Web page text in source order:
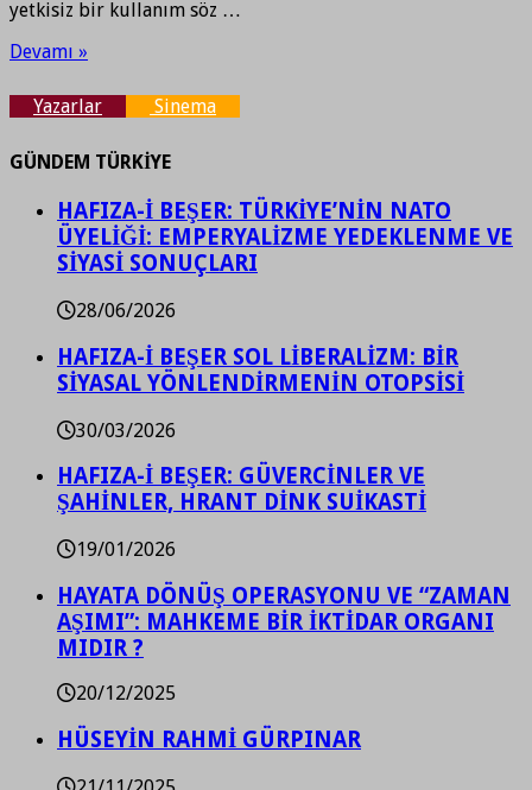
yetkisiz bir kullanım söz …
Devamı »
Yazarlar Sinema
GÜNDEM TÜRKİYE
HAFIZA-İ BEŞER: TÜRKİYE’NİN NATO
ÜYELİĞİ: EMPERYALİZME YEDEKLENME VE
SİYASİ SONUÇLARI
28/06/2026
HAFIZA-İ BEŞER SOL LİBERALİZM: BİR
SİYASAL YÖNLENDİRMENİN OTOPSİSİ
30/03/2026
HAFIZA-İ BEŞER: GÜVERCİNLER VE
ŞAHİNLER, HRANT DİNK SUİKASTİ
19/01/2026
HAYATA DÖNÜŞ OPERASYONU VE “ZAMAN
AŞIMI”: MAHKEME BİR İKTİDAR ORGANI
MIDIR ?
20/12/2025
HÜSEYİN RAHMİ GÜRPINAR